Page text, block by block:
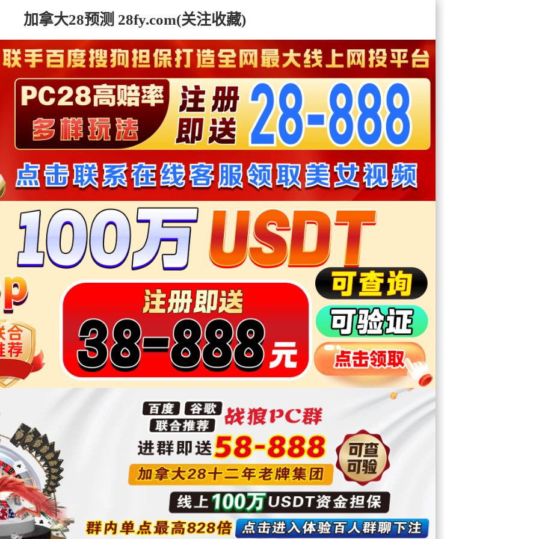
加拿大28预测 28fy.com(关注收藏)